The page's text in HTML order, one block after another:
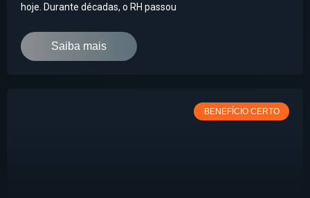
hoje. Durante décadas, o RH passou
Saiba mais
BENEFÍCIO CERTO